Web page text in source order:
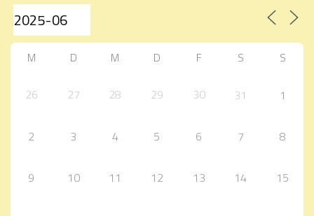
M D M D F S S
26 27 28 29 30 31 1
2 3 4 5 6 7 8
9 10 11 12 13 14 15